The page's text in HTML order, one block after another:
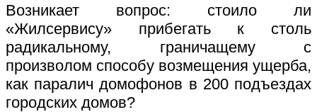
Возникает вопрос: стоило ли
«Жилсервису» прибегать к столь
радикальному, граничащему с
произволом способу возмещения ущерба,
как паралич домофонов в 200 подъездах
городских домов?